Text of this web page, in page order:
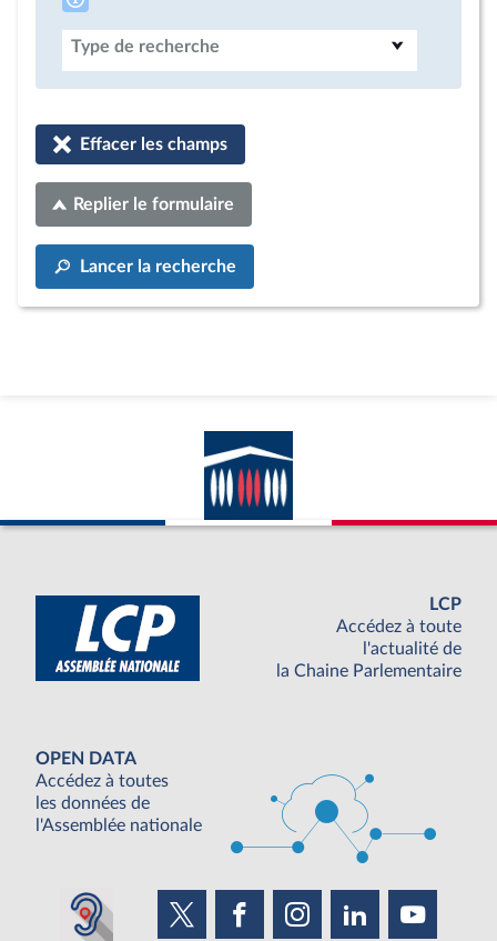
Type de recherche
Effacer les champs
Replier le formulaire
Lancer la recherche
LCP
Accédez à toute
l'actualité de
la Chaine Parlementaire
OPEN DATA
Accédez à toutes
les données de
l'Assemblée nationale